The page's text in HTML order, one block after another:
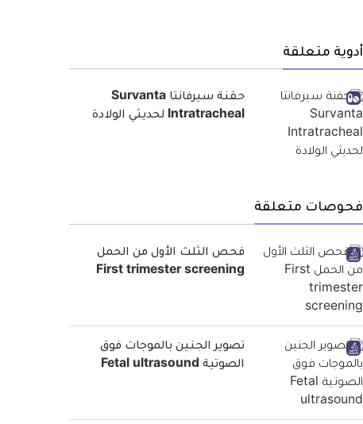
أدوية متعلقة
حقنة سيرفانتا Survanta
Intratracheal لحديثي الولادة
فحوصات متعلقة
فحص الثلث الأول من الحمل
First trimester screening
تصوير الجنين بالموجات فوق
الصوتية Fetal ultrasound